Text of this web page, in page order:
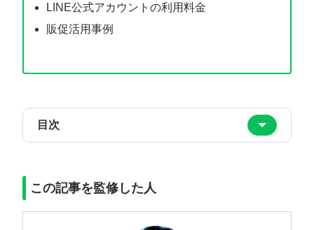
LINE公式アカウントの利用料金
販促活用事例
目次
この記事を監修した人